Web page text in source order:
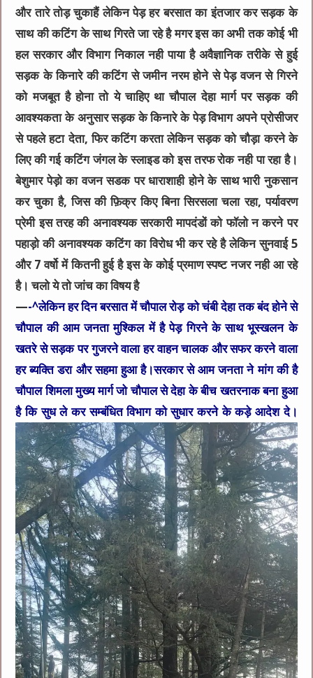
और तारे तोड़ चुकाहैं लेकिन पेड़ हर बरसात का इंतजार कर सड़क के
साथ की कटिंग के साथ गिरते जा रहे है मगर इस का अभी तक कोई भी
हल सरकार और विभाग निकाल नही पाया है अवैज्ञानिक तरीके से हुई
सड़क के किनारे की कटिंग से जमीन नरम होने से पेड़ वजन से गिरने
को मजबूत है होना तो ये चाहिए था चौपाल देहा मार्ग पर सड़क की
आवश्यकता के अनुसार सड़क के किनारे के पेड़ विभाग अपने प्रोसीजर
से पहले हटा देता, फिर कटिंग करता लेकिन सड़क को चौड़ा करने के
लिए की गई कटिंग जंगल के स्लाइड को इस तरफ रोक नही पा रहा है।
बेशुमार पेड़ो का वजन सडक पर धाराशाही होने के साथ भारी नुकसान
कर चुका है, जिस की फ़िक्र किए बिना सिरसला चला रहा, पर्यावरण
प्रेमी इस तरह की अनावश्यक सरकारी मापदंडों को फॉलो न करने पर
पहाड़ो की अनावश्यक कटिंग का विरोध भी कर रहे है लेकिन सुनवाई 5
और 7 वर्षो में कितनी हुई है इस के कोई प्रमाण स्पष्ट नजर नही आ रहे
है। चलो ये तो जांच का विषय है
—-^लेकिन हर दिन बरसात में चौपाल रोड़ को चंबी देहा तक बंद होने से
चौपाल की आम जनता मुश्किल में है पेड़ गिरने के साथ भूस्खलन के
खतरे से सड़क पर गुजरने वाला हर वाहन चालक और सफर करने वाला
हर ब्यक्ति डरा और सहमा हुआ है।सरकार से आम जनता ने मांग की है
चौपाल शिमला मुख्य मार्ग जो चौपाल से देहा के बीच खतरनाक बना हुआ
है कि सुध ले कर सम्बंधित विभाग को सुधार करने के कड़े आदेश दे।